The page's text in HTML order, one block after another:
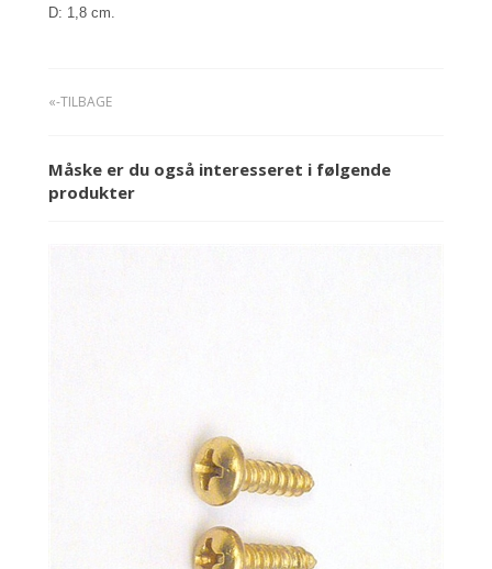
D: 1,8 cm.
«-TILBAGE
Måske er du også interesseret i følgende
produkter